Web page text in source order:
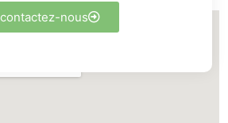
contactez-nous